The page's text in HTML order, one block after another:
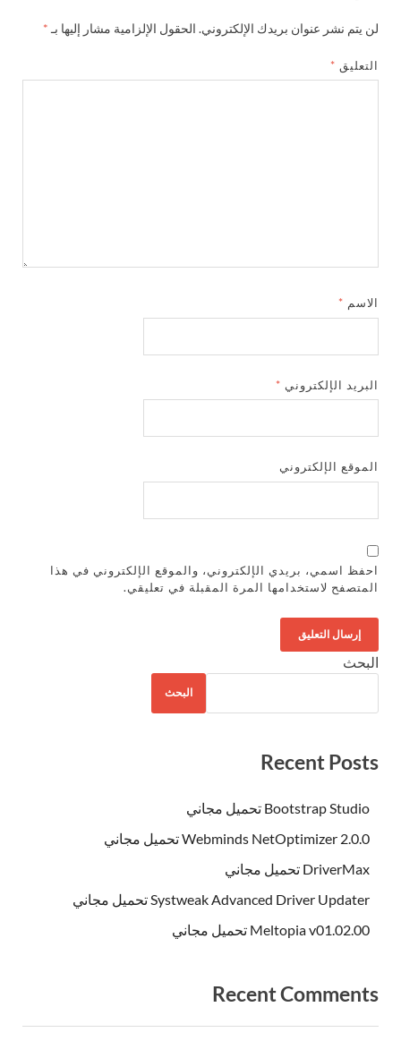
لن يتم نشر عنوان بريدك الإلكتروني. الحقول الإلزامية مشار إليها بـ *
التعليق *
الاسم *
البريد الإلكتروني *
الموقع الإلكتروني
احفظ اسمي، بريدي الإلكتروني، والموقع الإلكتروني في هذا
المتصفح لاستخدامها المرة المقبلة في تعليقي.
البحث
البحث
Recent Posts
Bootstrap Studio تحميل مجاني
Webminds NetOptimizer 2.0.0 تحميل مجاني
DriverMax تحميل مجاني
Systweak Advanced Driver Updater تحميل مجاني
Meltopia v01.02.00 تحميل مجاني
Recent Comments